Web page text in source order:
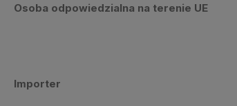
Osoba odpowiedzialna na terenie UE
Importer